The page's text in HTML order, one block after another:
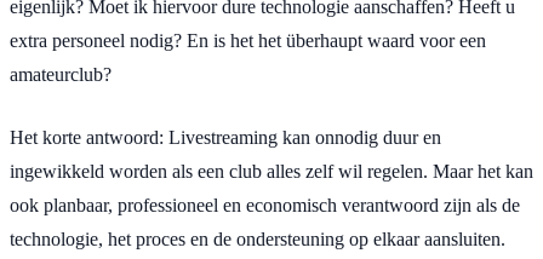
eigenlijk? Moet ik hiervoor dure technologie aanschaffen? Heeft u
extra personeel nodig? En is het het überhaupt waard voor een
amateurclub?
Het korte antwoord: Livestreaming kan onnodig duur en
ingewikkeld worden als een club alles zelf wil regelen. Maar het kan
ook planbaar, professioneel en economisch verantwoord zijn als de
technologie, het proces en de ondersteuning op elkaar aansluiten.